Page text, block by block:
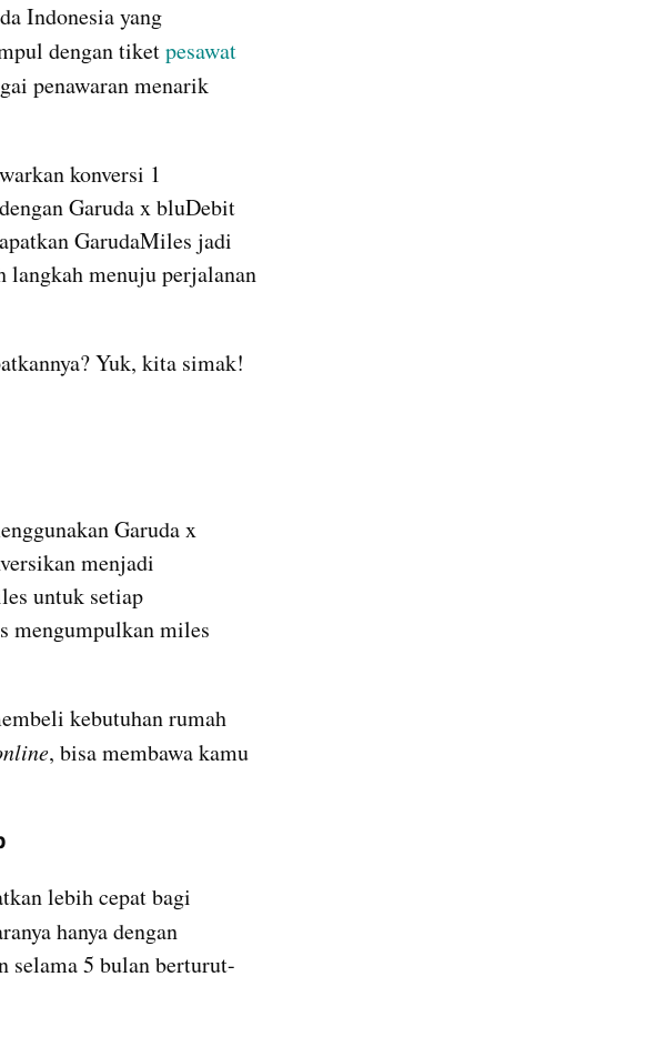
Indonesia yang
dengan tiket pesawat
penawaran menarik
konversi 1
Garuda x bluDebit
GarudaMiles jadi
menuju perjalanan
Yuk, kita simak!
Garuda x
menjadi
untuk setiap
mengumpulkan miles
kebutuhan rumah
, bisa membawa kamu
lebih cepat bagi
hanya dengan
selama 5 bulan berturut-